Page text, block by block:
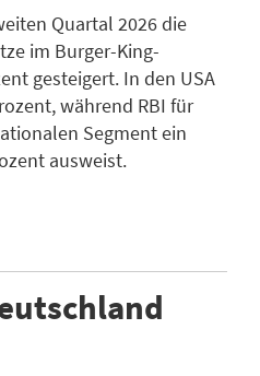
Quartal 2026 die
im Burger-King-
gesteigert. In den USA
während RBI für
Segment ein
ausweist.